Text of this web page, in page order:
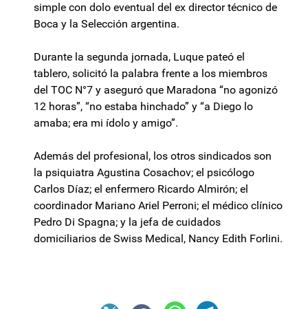
simple con dolo eventual del ex director técnico de
Boca y la Selección argentina.
Durante la segunda jornada, Luque pateó el
tablero, solicitó la palabra frente a los miembros
del TOC N°7 y aseguró que Maradona “no agonizó
12 horas”, “no estaba hinchado” y “a Diego lo
amaba; era mi ídolo y amigo”.
Además del profesional, los otros sindicados son
la psiquiatra Agustina Cosachov; el psicólogo
Carlos Díaz; el enfermero Ricardo Almirón; el
coordinador Mariano Ariel Perroni; el médico clínico
Pedro Di Spagna; y la jefa de cuidados
domiciliarios de Swiss Medical, Nancy Edith Forlini.